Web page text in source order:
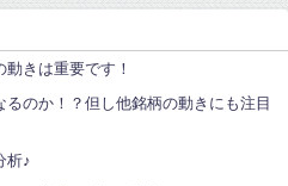
きは重要です！
のか！？但し他銘柄の動きにも注目
析♪